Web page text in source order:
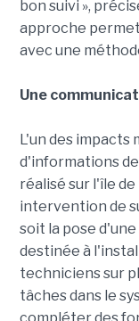
bon suivi »,
approche
avec une
Une
L'un des
d'informations
réalisé sur l'île
intervention de
soit la pose
destinée à
techniciens sur
tâches dans le